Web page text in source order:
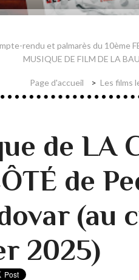
rendu et palmarès du 10ème
MUSIQUE DE FILM DE LA
Page d'accueil Les films
de LA
de
(au
2025)